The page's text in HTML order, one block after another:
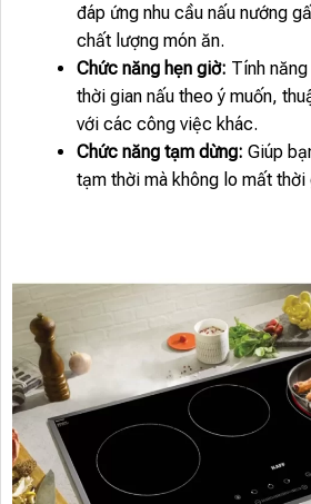
đáp ứng nhu cầu nấu nướng
chất lượng món ăn.
Chức năng hẹn giờ: Tính
thời gian nấu theo ý muốn,
với các công việc khác.
Chức năng tạm dừng: Giúp
tạm thời mà không lo mất thời